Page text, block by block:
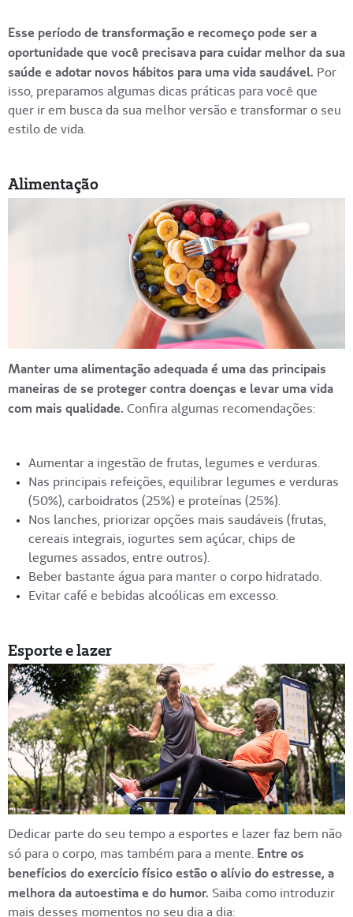
Esse período de transformação e recomeço pode ser a
oportunidade que você precisava para cuidar melhor da sua
saúde e adotar novos hábitos para uma vida saudável. Por
isso, preparamos algumas dicas práticas para você que
quer ir em busca da sua melhor versão e transformar o seu
estilo de vida.
Alimentação
Manter uma alimentação adequada é uma das principais
maneiras de se proteger contra doenças e levar uma vida
com mais qualidade. Confira algumas recomendações:
Aumentar a ingestão de frutas, legumes e verduras.
Nas principais refeições, equilibrar legumes e verduras
(50%), carboidratos (25%) e proteínas (25%).
Nos lanches, priorizar opções mais saudáveis (frutas,
cereais integrais, iogurtes sem açúcar, chips de
legumes assados, entre outros).
Beber bastante água para manter o corpo hidratado.
Evitar café e bebidas alcoólicas em excesso.
Esporte e lazer
Dedicar parte do seu tempo a esportes e lazer faz bem não
só para o corpo, mas também para a mente. Entre os
benefícios do exercício físico estão o alívio do estresse, a
melhora da autoestima e do humor. Saiba como introduzir
mais desses momentos no seu dia a dia: